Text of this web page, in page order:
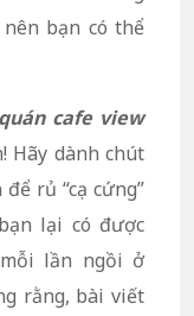
bạn có thể
quán cafe view
Hãy dành chút
rủ “cạ cứng”
lại có được
lần ngồi ở
rằng, bài viết